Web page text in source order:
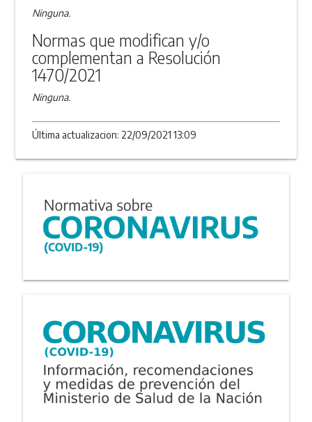
Ninguna.
Normas que modifican y/o
complementan a Resolución
1470/2021
Ninguna.
Última actualizacion: 22/09/2021 13:09